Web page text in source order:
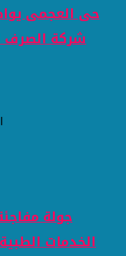
حى العجمى
شركة الصرف
جولة
الخدمات